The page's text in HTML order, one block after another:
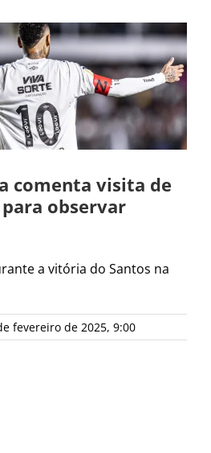
comenta visita de
observar
a vitória do Santos na
fevereiro de 2025, 9:00